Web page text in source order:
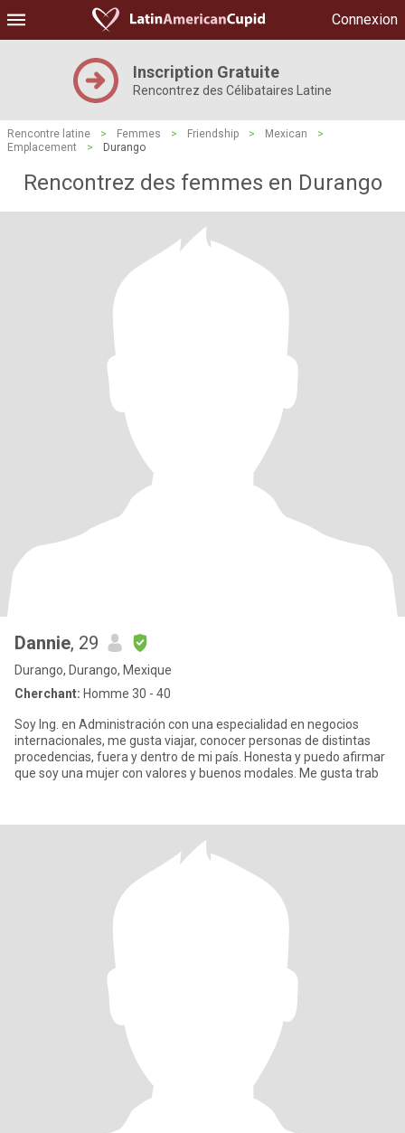
Connexion
Inscription Gratuite
Rencontrez des Célibataires Latine
Rencontre latine > Femmes > Friendship > Mexican
>
Emplacement
> Durango
Rencontrez des femmes en Durango
Dannie, 29
Durango, Durango, Mexique
Cherchant: Homme 30 - 40
Soy Ing. en Administración con una especialidad en negocios
internacionales, me gusta viajar, conocer personas de distintas
procedencias, fuera y dentro de mi país. Honesta y puedo afirmar
que soy una mujer con valores y buenos modales. Me gusta trab